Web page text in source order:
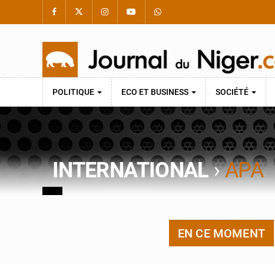
POLITIQUE ECO ET BUSINESS SOCIÉTÉ
INTERNATIONAL›APA
EN CE MOMENT